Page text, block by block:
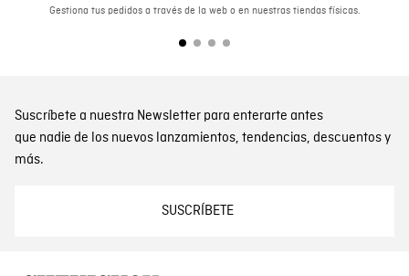
Gestiona tus pedidos a través de la web o en nuestras tiendas físicas.
Suscríbete a nuestra Newsletter para enterarte antes
que nadie de los nuevos lanzamientos, tendencias, descuentos y
más.
SUSCRÍBETE